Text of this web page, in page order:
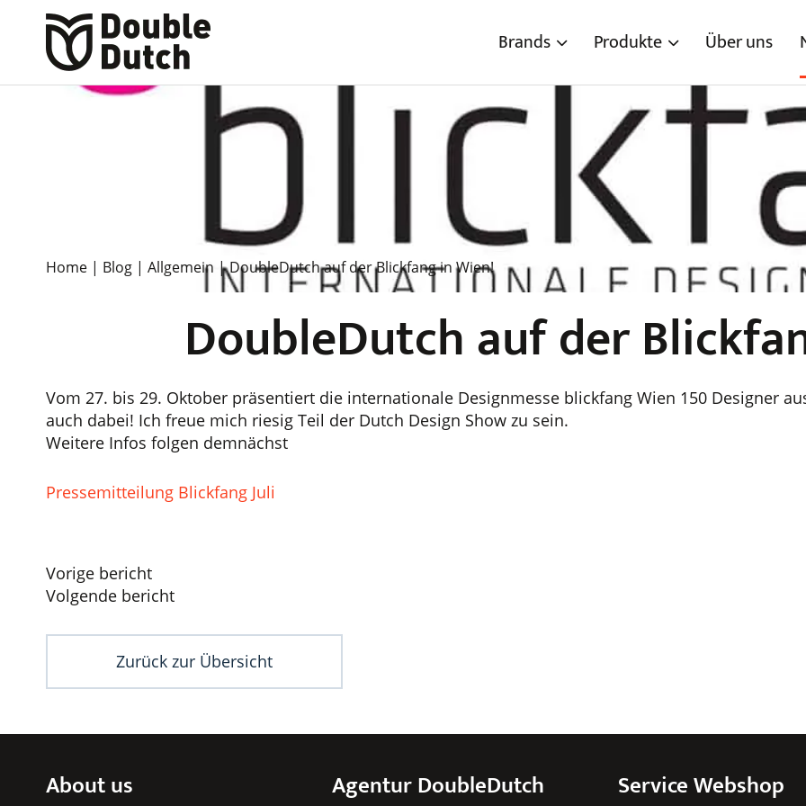
Brands Produkte Über uns
Home | Blog | Allgemein |DoubleDutch auf der Blickfang in Wien!
DoubleDutch auf der
Vom 27. bis 29. Oktober präsentiert die internationale Designmesse blickfang Wien 150 Designer
auch dabei! Ich freue mich riesig Teil der Dutch Design Show zu sein.
Weitere Infos folgen demnächst
Pressemitteilung Blickfang Juli
Beitragsnavigation
Vorige bericht
Volgende bericht
Zurück zur Übersicht
About us Agentur DoubleDutch Service Webshop